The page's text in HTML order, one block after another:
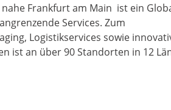
Frankfurt am Main ist ein
Services. Zum
Logistikservices sowie
ist an über 90 Standorten in 12